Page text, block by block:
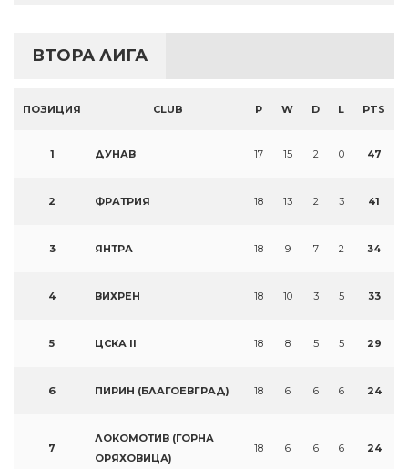
ВТОРА ЛИГА
ПОЗИЦИЯ CLUB P W D L PTS
1 ДУНАВ 17 15 2 0 47
2 ФРАТРИЯ 18 13 2 3 41
3 ЯНТРА 18 9 7 2 34
4 ВИХРЕН 18 10 3 5 33
5 ЦСКА II 18 8 5 5 29
6 ПИРИН (БЛАГОЕВГРАД) 18 6 6 6 24
7
ЛОКОМОТИВ (ГОРНА
ОРЯХОВИЦА)
18 6 6 6 24